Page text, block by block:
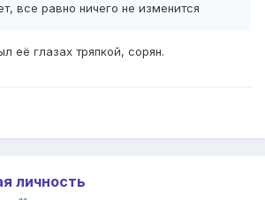
все равно ничего не изменится
её глазах тряпкой, сорян.
личность